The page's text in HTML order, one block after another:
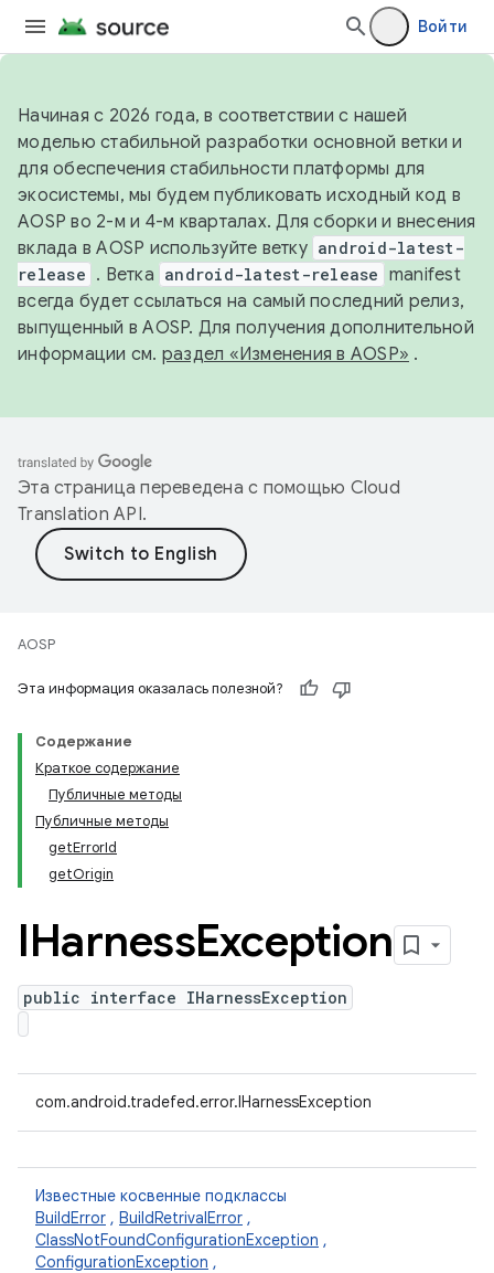
Войти
Начиная с 2026 года, в соответствии с нашей
моделью стабильной разработки основной ветки и
для обеспечения стабильности платформы для
экосистемы, мы будем публиковать исходный код в
AOSP во 2-м и 4-м кварталах. Для сборки и внесения
вклада в AOSP используйте ветку android-latest-
release . Ветка android-latest-release manifest
всегда будет ссылаться на самый последний релиз,
выпущенный в AOSP. Для получения дополнительной
информации см. раздел «Изменения в AOSP» .
Эта страница переведена с помощью Cloud
Translation API.
AOSP
Эта информация оказалась полезной?
Содержание
Краткое содержание
Публичные методы
Публичные методы
getErrorId
getOrigin
IHarnessException
public interface IHarnessException
com.android.tradefed.error.IHarnessException
Известные косвенные подклассы
BuildError , BuildRetrivalError ,
ClassNotFoundConfigurationException ,
ConfigurationException ,